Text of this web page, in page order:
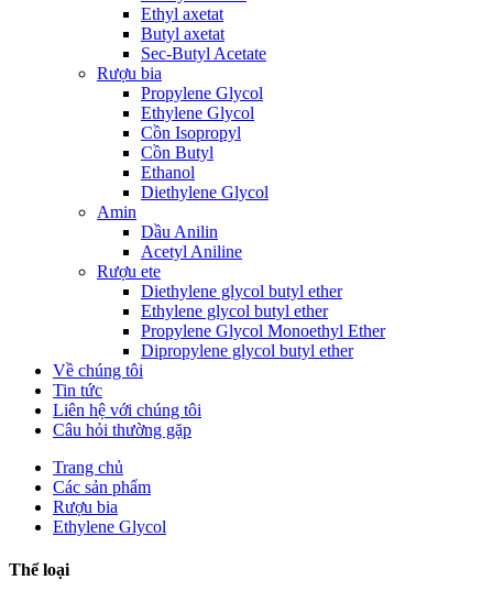
Ethyl axetat
Butyl axetat
Sec-Butyl Acetate
Rượu bia
Propylene Glycol
Ethylene Glycol
Cồn Isopropyl
Cồn Butyl
Ethanol
Diethylene Glycol
Amin
Dầu Anilin
Acetyl Aniline
Rượu ete
Diethylene glycol butyl ether
Ethylene glycol butyl ether
Propylene Glycol Monoethyl Ether
Dipropylene glycol butyl ether
Về chúng tôi
Tin tức
Liên hệ với chúng tôi
Câu hỏi thường gặp
Trang chủ
Các sản phẩm
Rượu bia
Ethylene Glycol
Thể loại